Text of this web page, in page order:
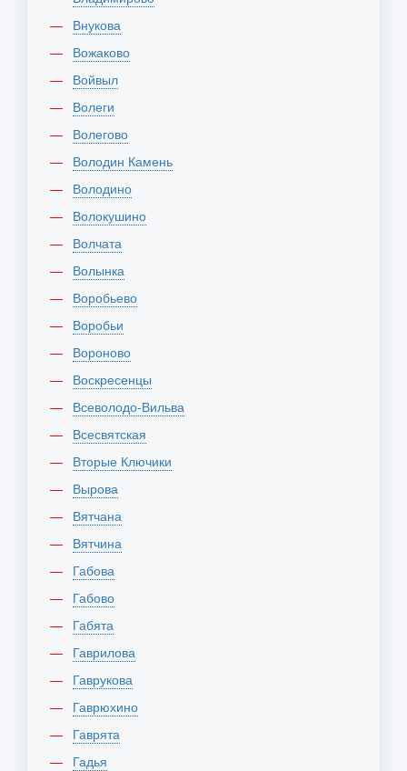
Внукова
Вожаково
Войвыл
Волеги
Волегово
Володин Камень
Володино
Волокушино
Волчата
Волынка
Воробьево
Воробьи
Вороново
Воскресенцы
Всеволодо-Вильва
Всесвятская
Вторые Ключики
Вырова
Вятчана
Вятчина
Габова
Габово
Габята
Гаврилова
Гаврукова
Гаврюхино
Гаврята
Гадья